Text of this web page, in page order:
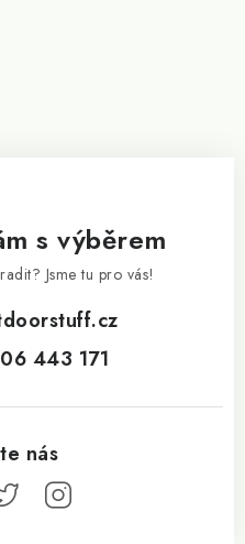
s výběrem
Jsme tu pro vás!
443 171